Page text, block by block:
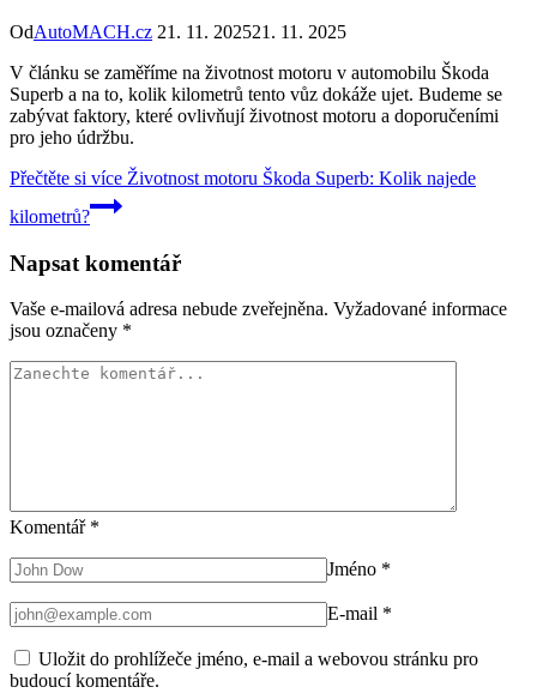
OdAutoMACH.cz 21. 11. 202521. 11. 2025
V článku se zaměříme na životnost motoru v automobilu Škoda
Superb a na to, kolik kilometrů tento vůz dokáže ujet. Budeme se
zabývat faktory, které ovlivňují životnost motoru a doporučeními
pro jeho údržbu.
Přečtěte si více Životnost motoru Škoda Superb: Kolik najede
kilometrů?
Napsat komentář
Vaše e-mailová adresa nebude zveřejněna. Vyžadované informace
jsou označeny *
Komentář *
Jméno *
E-mail *
Uložit do prohlížeče jméno, e-mail a webovou stránku pro
budoucí komentáře.